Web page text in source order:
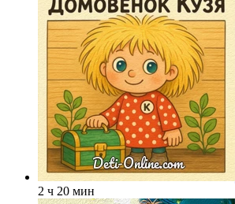
2 ч 20 мин